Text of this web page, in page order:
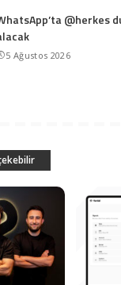
@herkes
5 Ağustos 2026